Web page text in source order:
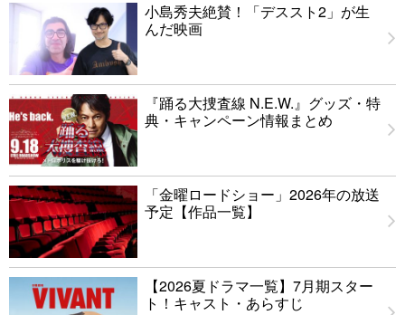
小島秀夫絶賛！「デススト2」が生
んだ映画
『踊る大捜査線 N.E.W.』グッズ・特
典・キャンペーン情報まとめ
「金曜ロードショー」2026年の放送
予定【作品一覧】
【2026夏ドラマ一覧】7月期スター
ト！キャスト・あらすじ